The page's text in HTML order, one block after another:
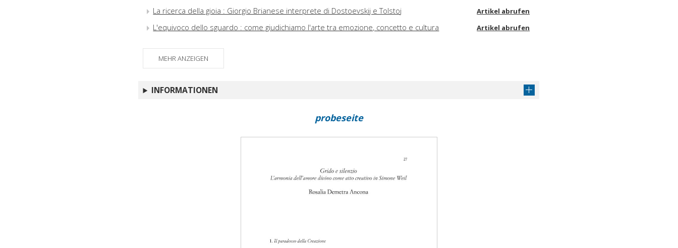
La ricerca della gioia : Giorgio Brianese interprete di Dostoevskij e Tolstoj Artikel abrufen
L'equivoco dello sguardo : come giudichiamo l'arte tra emozione, concetto e cultura Artikel abrufen
MEHR ANZEIGEN
INFORMATIONEN
probeseite